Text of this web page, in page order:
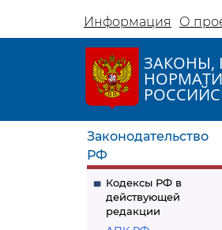
Информация О
ЗАКОНЫ,
Законодательство
РФ
Кодексы РФ в
действующей
редакции